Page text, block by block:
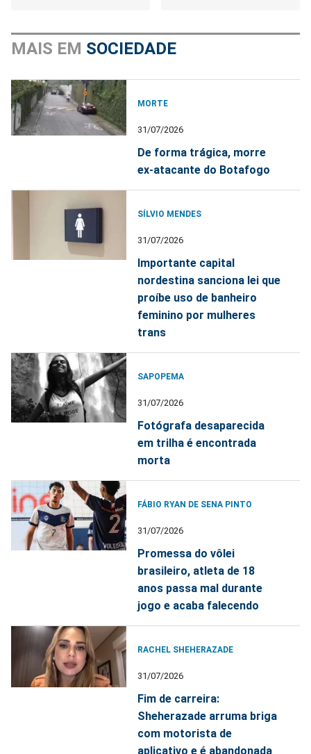
MAIS EM SOCIEDADE
MORTE
31/07/2026
De forma trágica, morre
ex-atacante do Botafogo
SÍLVIO MENDES
31/07/2026
Importante capital
nordestina sanciona lei que
proíbe uso de banheiro
feminino por mulheres
trans
SAPOPEMA
31/07/2026
Fotógrafa desaparecida
em trilha é encontrada
morta
FÁBIO RYAN DE SENA PINTO
31/07/2026
Promessa do vôlei
brasileiro, atleta de 18
anos passa mal durante
jogo e acaba falecendo
RACHEL SHEHERAZADE
31/07/2026
Fim de carreira:
Sheherazade arruma briga
com motorista de
aplicativo e é abandonada